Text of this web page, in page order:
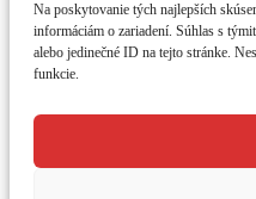
Na poskytovanie tých najlepších
informáciám o zariadení. Súhlas s
alebo jedinečné ID na tejto stránke.
funkcie.